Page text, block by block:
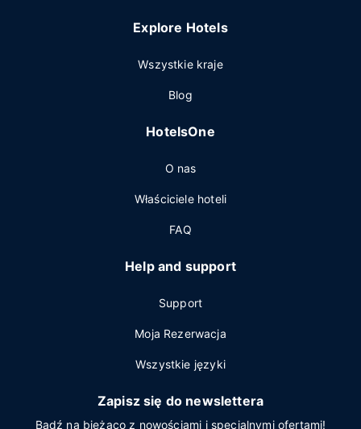
Explore Hotels
Wszystkie kraje
Blog
HotelsOne
O nas
Właściciele hoteli
FAQ
Help and support
Support
Moja Rezerwacja
Wszystkie języki
Zapisz się do newslettera
Bądź na bieżąco z nowościami i specjalnymi ofertami!